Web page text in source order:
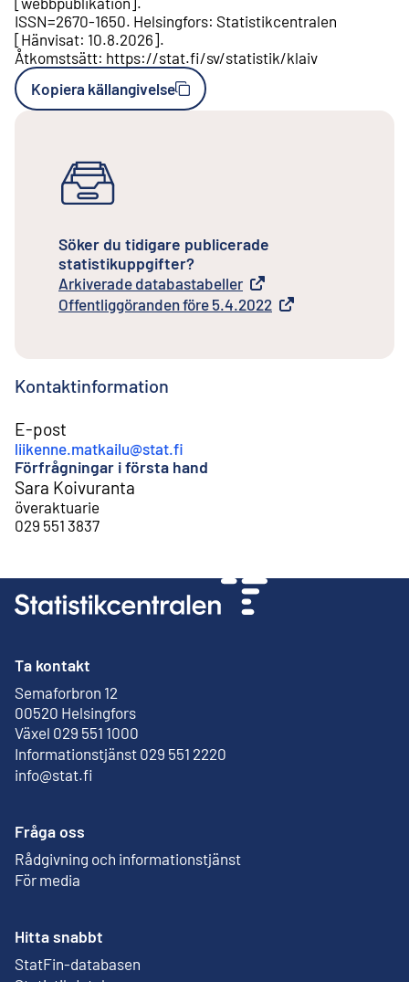
ISSN=2670-1650. Helsingfors: Statistikcentralen
[Hänvisat: 10.8.2026].
Åtkomstsätt: https://stat.fi/sv/statistik/klaiv
Kopiera källangivelse
Söker du tidigare publicerade
statistikuppgifter?
Arkiverade databastabeller
Extern länk
Offentliggöranden före 5.4.2022
Extern länk
Kontaktinformation
E-post
liikenne.matkailu@stat.fi
Förfrågningar i första hand
Sara Koivuranta
överaktuarie
029 551 3837
Ta kontakt
Semaforbron 12
00520 Helsingfors
Extern länk
Växel 029 551 1000
Informationstjänst 029 551 2220
info@stat.fi
Fråga oss
Rådgivning och informationstjänst
För media
Hitta snabbt
StatFin-databasen
Extern länk